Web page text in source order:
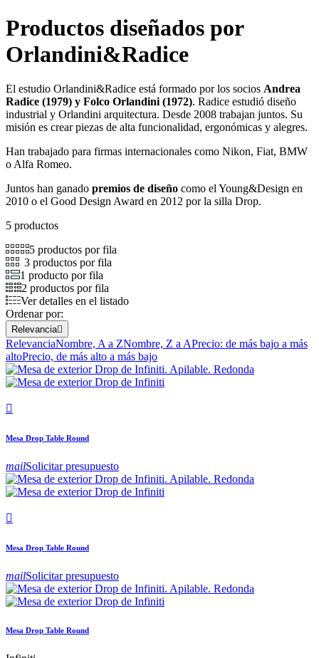
Productos diseñados por
Orlandini&Radice
El estudio Orlandini&Radice está formado por los socios Andrea
Radice (1979) y Folco Orlandini (1972). Radice estudió diseño
industrial y Orlandini arquitectura. Desde 2008 trabajan juntos. Su
misión es crear piezas de alta funcionalidad, ergonómicas y alegres.
Han trabajado para firmas internacionales como Nikon, Fiat, BMW
o Alfa Romeo.
Juntos han ganado premios de diseño como el Young&Design en
2010 o el Good Design Award en 2012 por la silla Drop.
5 productos
5 productos por fila
3 productos por fila
1 producto por fila
2 productos por fila
Ver detalles en el listado
Ordenar por:
Relevancia
RelevanciaNombre, A a ZNombre, Z a APrecio: de más bajo a más
altoPrecio, de más alto a más bajo

Mesa Drop Table Round
mailSolicitar presupuesto

Mesa Drop Table Round
mailSolicitar presupuesto
Mesa Drop Table Round